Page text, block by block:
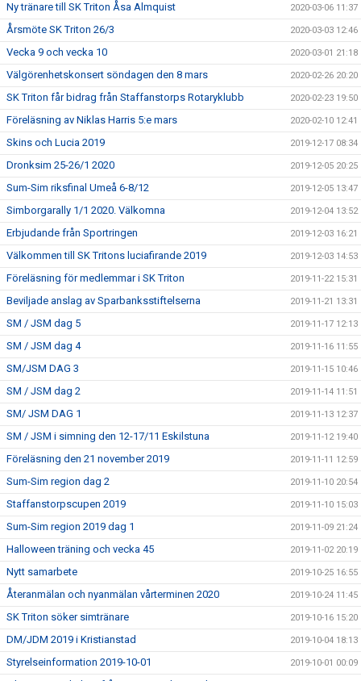
Ny tränare till SK Triton Åsa Almquist 2020-03-06 11:37
Årsmöte SK Triton 26/3 2020-03-03 12:46
Vecka 9 och vecka 10 2020-03-01 21:18
Välgörenhetskonsert söndagen den 8 mars 2020-02-26 20:20
SK Triton får bidrag från Staffanstorps Rotaryklubb 2020-02-23 19:50
Föreläsning av Niklas Harris 5:e mars 2020-02-10 12:41
Skins och Lucia 2019 2019-12-17 08:34
Dronksim 25-26/1 2020 2019-12-05 20:25
Sum-Sim riksfinal Umeå 6-8/12 2019-12-05 13:47
Simborgarally 1/1 2020. Välkomna 2019-12-04 13:52
Erbjudande från Sportringen 2019-12-03 16:21
Välkommen till SK Tritons luciafirande 2019 2019-12-03 14:53
Föreläsning för medlemmar i SK Triton 2019-11-22 15:31
Beviljade anslag av Sparbanksstiftelserna 2019-11-21 13:31
SM / JSM dag 5 2019-11-17 12:13
SM / JSM dag 4 2019-11-16 11:55
SM/JSM DAG 3 2019-11-15 10:46
SM / JSM dag 2 2019-11-14 11:51
SM/ JSM DAG 1 2019-11-13 12:37
SM / JSM i simning den 12-17/11 Eskilstuna 2019-11-12 19:40
Föreläsning den 21 november 2019 2019-11-11 12:59
Sum-Sim region dag 2 2019-11-10 20:54
Staffanstorpscupen 2019 2019-11-10 15:03
Sum-Sim region 2019 dag 1 2019-11-09 21:24
Halloween träning och vecka 45 2019-11-02 20:19
Nytt samarbete 2019-10-25 16:55
Återanmälan och nyanmälan vårterminen 2020 2019-10-24 11:45
SK Triton söker simtränare 2019-10-16 15:20
DM/JDM 2019 i Kristianstad 2019-10-04 18:13
Styrelseinformation 2019-10-01 2019-10-01 00:09